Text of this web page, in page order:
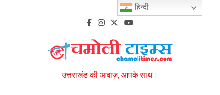
Chamoli Times
उत्तराखंड की आवाज़, आपके साथ।
हिन्दी